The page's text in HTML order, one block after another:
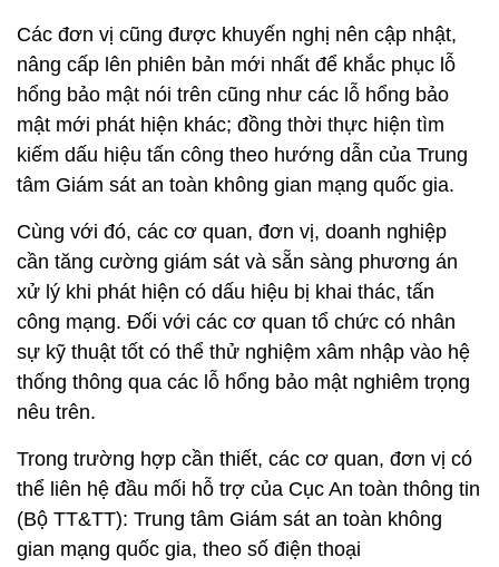
Các đơn vị cũng được khuyến nghị nên cập nhật,
nâng cấp lên phiên bản mới nhất để khắc phục lỗ
hổng bảo mật nói trên cũng như các lỗ hổng bảo
mật mới phát hiện khác; đồng thời thực hiện tìm
kiếm dấu hiệu tấn công theo hướng dẫn của Trung
tâm Giám sát an toàn không gian mạng quốc gia.
Cùng với đó, các cơ quan, đơn vị, doanh nghiệp
cần tăng cường giám sát và sẵn sàng phương án
xử lý khi phát hiện có dấu hiệu bị khai thác, tấn
công mạng. Đối với các cơ quan tổ chức có nhân
sự kỹ thuật tốt có thể thử nghiệm xâm nhập vào hệ
thống thông qua các lỗ hổng bảo mật nghiêm trọng
nêu trên.
Trong trường hợp cần thiết, các cơ quan, đơn vị có
thể liên hệ đầu mối hỗ trợ của Cục An toàn thông tin
(Bộ TT&TT): Trung tâm Giám sát an toàn không
gian mạng quốc gia, theo số điện thoại